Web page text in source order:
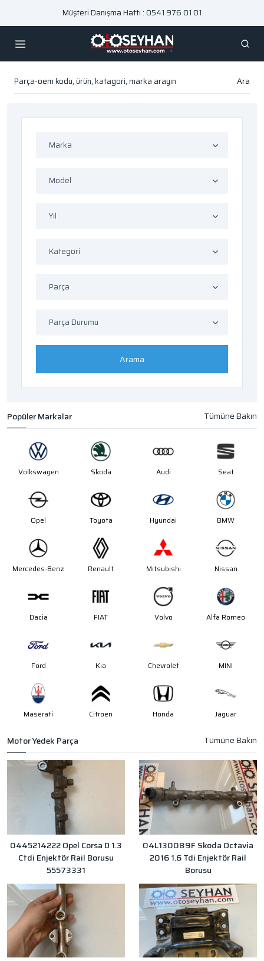
Müşteri Danışma Hattı : 0541 976 01 01
Ara
Marka
Model
Yıl
Kategori
Parça
Parça Durumu
Arama
Popüler Markalar
Volkswagen Skoda Audi Seat
Opel Toyota Hyundai BMW
Mercedes-Benz Renault Mitsubishi Nissan
Dacia FIAT Volvo Alfa Romeo
Ford Kia Chevrolet MINI
Maserati Citroen Honda Jaguar
Motor Yedek Parça
0445214222 Opel Corsa D 1.3
Ctdi Enjektör Rail Borusu
55573331
04L130089F Skoda Octavia
2016 1.6 Tdi Enjektör Rail
Borusu